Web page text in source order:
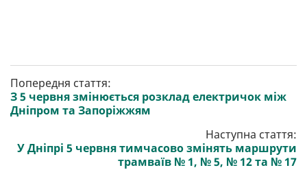
Попередня стаття:
З 5 червня змінюється розклад електричок між
Дніпром та Запоріжжям
Наступна стаття:
У Дніпрі 5 червня тимчасово змінять маршрути
трамваїв № 1, № 5, № 12 та № 17